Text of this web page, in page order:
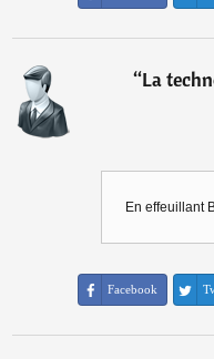
“La
En effeuillant
Facebook